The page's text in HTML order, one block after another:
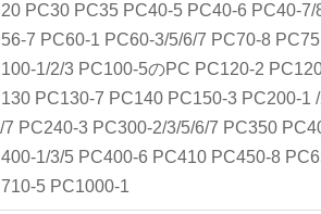
PC30 PC35 PC40-5 PC40-6 PC40-
7 PC60-1 PC60-3/5/6/7 PC70-8
1/2/3 PC100-5のPC PC120-2
PC130-7 PC140 PC150-3 PC200-1
7 PC240-3 PC300-2/3/5/6/7 PC350
1/3/5 PC400-6 PC410 PC450-8
5 PC1000-1